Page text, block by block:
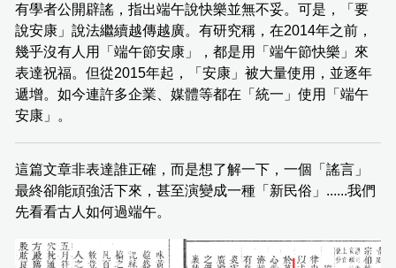
有學者公開辟謠，指出端午說快樂並無不妥。可是，「要
說安康」說法繼續越傳越廣。有研究稱，在2014年之前，
幾乎沒有人用「端午節安康」，都是用「端午節快樂」來
表達祝福。但從2015年起，「安康」被大量使用，並逐年
遞增。如今連許多企業、媒體等都在「統一」使用「端午
安康」。
這篇文章非表達誰正確，而是想了解一下，一個「謠言」
最終卻能頑強活下來，甚至演變成一種「新民俗」......我們
先看看古人如何過端午。